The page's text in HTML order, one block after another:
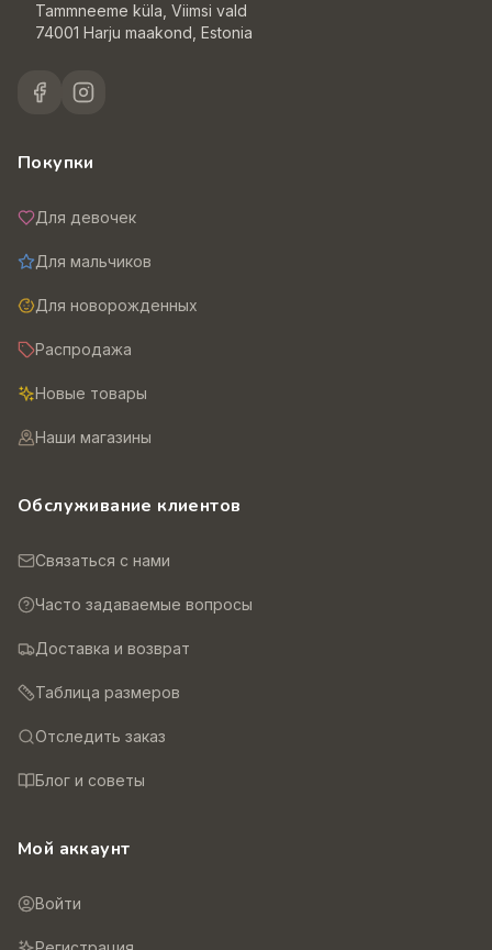
Tammneeme küla, Viimsi vald
74001 Harju maakond, Estonia
Покупки
Для девочек
Для мальчиков
Для новорожденных
Распродажа
Новые товары
Наши магазины
Обслуживание клиентов
Связаться с нами
Часто задаваемые вопросы
Доставка и возврат
Таблица размеров
Отследить заказ
Блог и советы
Мой аккаунт
Войти